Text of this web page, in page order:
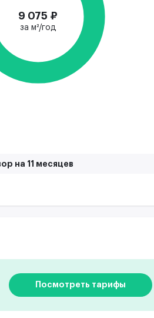
9 075 ₽
за м²/год
на 11 месяцев
Посмотреть тарифы